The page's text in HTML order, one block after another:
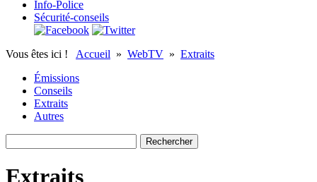
Info-Police
Sécurité-conseils
Vous êtes ici ! Accueil » WebTV » Extraits
Émissions
Conseils
Extraits
Autres
Extraits